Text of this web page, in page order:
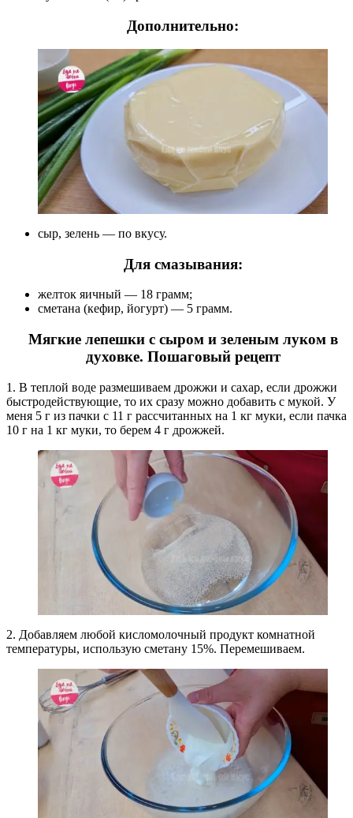
Дополнительно:
сыр, зелень — по вкусу.
Для смазывания:
желток яичный — 18 грамм;
сметана (кефир, йогурт) — 5 грамм.
Мягкие лепешки с сыром и зеленым луком в
духовке. Пошаговый рецепт
1. В теплой воде размешиваем дрожжи и сахар, если дрожжи
быстродействующие, то их сразу можно добавить с мукой. У
меня 5 г из пачки с 11 г рассчитанных на 1 кг муки, если пачка
10 г на 1 кг муки, то берем 4 г дрожжей.
2. Добавляем любой кисломолочный продукт комнатной
температуры, использую сметану 15%. Перемешиваем.